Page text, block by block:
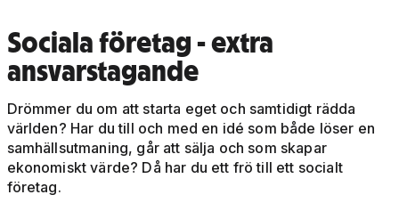
Sociala företag - extra
ansvarstagande
Drömmer du om att starta eget och samtidigt rädda
världen? Har du till och med en idé som både löser en
samhällsutmaning, går att sälja och som skapar
ekonomiskt värde? Då har du ett frö till ett socialt
företag.